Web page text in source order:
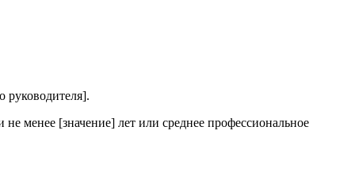
руководителя].
менее [значение] лет или среднее профессиональное